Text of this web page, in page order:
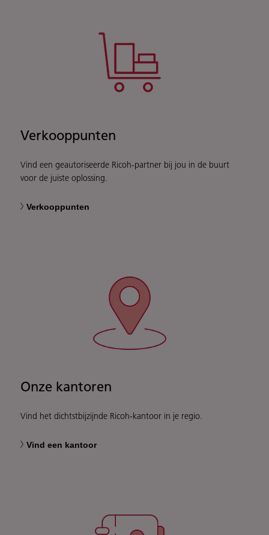
Verkooppunten
Vind een geautoriseerde Ricoh-partner bij jou in de buurt
voor de juiste oplossing.
Verkooppunten
Onze kantoren
Vind het dichtstbijzijnde Ricoh-kantoor in je regio.
Vind een kantoor